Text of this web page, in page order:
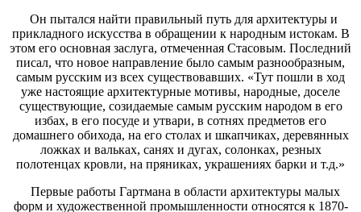
Он пытался найти правильный путь для архитектуры и
прикладного искусства в обращении к народным истокам. В
этом его основная заслуга, отмеченная Стасовым. Последний
писал, что новое направление было самым разнообразным,
самым русским из всех существовавших. «Тут пошли в ход
уже настоящие архитектурные мотивы, народные, доселе
существующие, созидаемые самым русским народом в его
избах, в его посуде и утвари, в сотнях предметов его
домашнего обихода, на его столах и шкапчиках, деревянных
ложках и вальках, санях и дугах, солонках, резных
полотенцах кровли, на пряниках, украшениях барки и т.д.»
Первые работы Гартмана в области архитектуры малых
форм и художественной промышленности относятся к 1870-